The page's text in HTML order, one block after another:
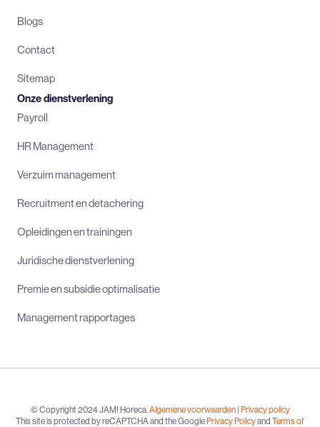
Blogs
Contact
Sitemap
Onze dienstverlening
Payroll
HR Management
Verzuim management
Recruitment en detachering
Opleidingen en trainingen
Juridische dienstverlening
Premie en subsidie optimalisatie
Management rapportages
© Copyright 2024 JAM! Horeca. Algemene voorwaarden| Privacy policy
This site is protected by reCAPTCHA and the GooglePrivacy Policyand Terms of